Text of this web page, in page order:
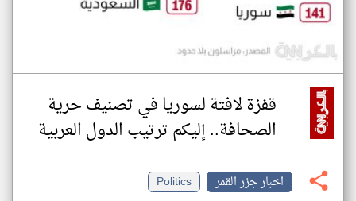
قفزة لافتة لسوريا في تصنيف حرية
الصحافة.. إليكم ترتيب الدول العربية
اخبار جزر القمر
Politics